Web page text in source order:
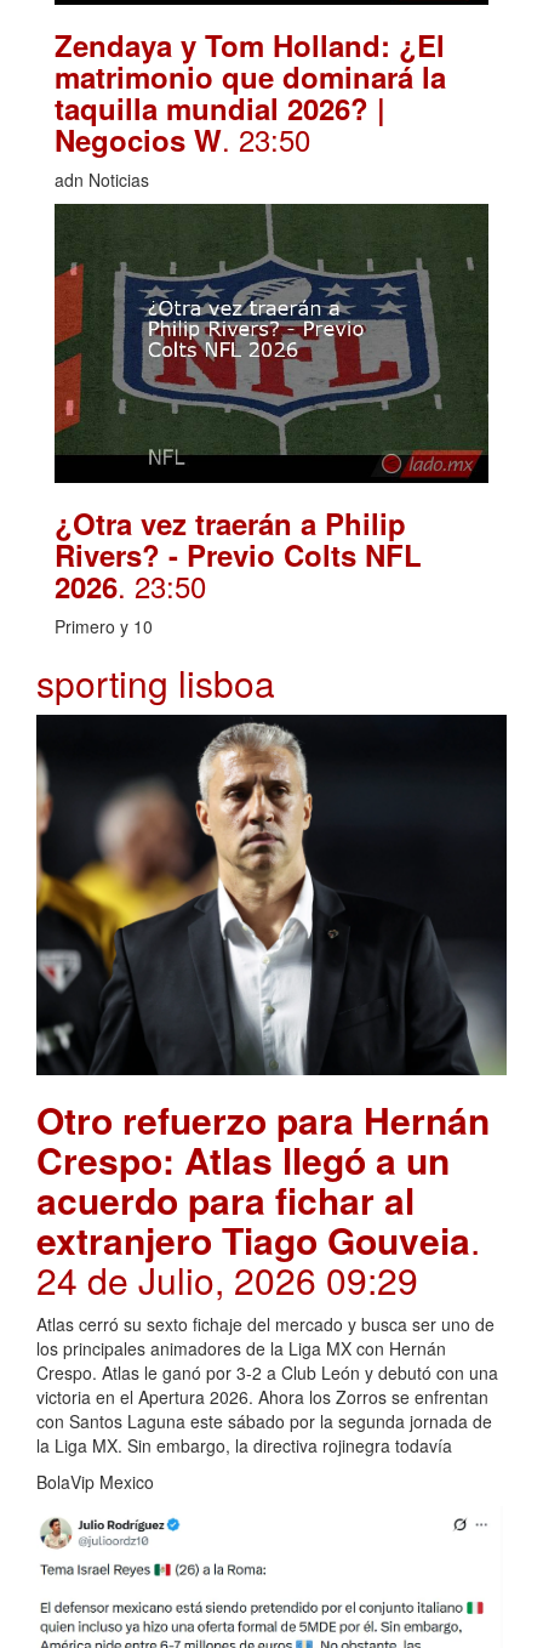
Zendaya y Tom Holland: ¿El
matrimonio que dominará la
taquilla mundial 2026? |
Negocios W. 23:50
adn Noticias
¿Otra vez traerán a Philip
Rivers? - Previo Colts NFL
2026. 23:50
Primero y 10
sporting lisboa
Otro refuerzo para Hernán
Crespo: Atlas llegó a un
acuerdo para fichar al
extranjero Tiago Gouveia.
24 de Julio, 2026 09:29
Atlas cerró su sexto fichaje del mercado y busca ser uno de
los principales animadores de la Liga MX con Hernán
Crespo. Atlas le ganó por 3-2 a Club León y debutó con una
victoria en el Apertura 2026. Ahora los Zorros se enfrentan
con Santos Laguna este sábado por la segunda jornada de
la Liga MX. Sin embargo, la directiva rojinegra todavía
BolaVip Mexico